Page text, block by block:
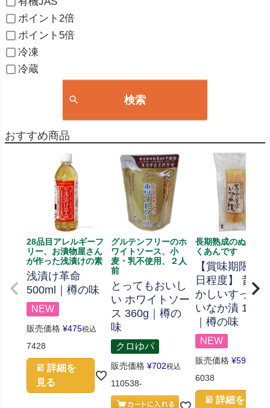
ポイント2倍
ポイント5倍
冷凍
冷蔵
検索
おすすめ商品
28品目アレルギーフ
リー、お漬物屋さん
が作った浅漬けの素
浅漬け革命
500ml｜樽の味
NEW
販売価格 ¥475税込
7428
詳細を
見る
グルテンフリーのホ
ワイトソース、小
麦・乳不使用、２人
前
とってもおいし
い ホワイトソー
ス 360g｜樽の
味
クロゆパ
販売価格 ¥702税込
110538-
長期熟成のぬか漬
くあんです
【賞味期限残
日程度】 昔な
かしいすっぱ
いなか漬 100g
｜樽の味
NEW
販売価格 ¥594
6038
詳細を